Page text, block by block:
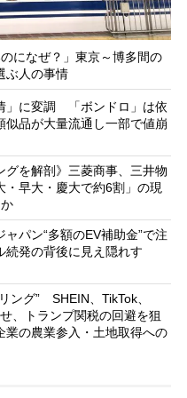
になぜ？」東京～博多間の
ぶ人の事情
」に変調 「ボンドロ」は依
品が大量流通し一部で値崩
グを解剖》三菱商事、三井物
早大・慶大で約6割」の現
ャパン“多額のEV補助金”で注
発の背後に見え隠れす
ング” SHEIN、TikTok、
、トランプ関税の回避を狙
の農業参入・土地取得への